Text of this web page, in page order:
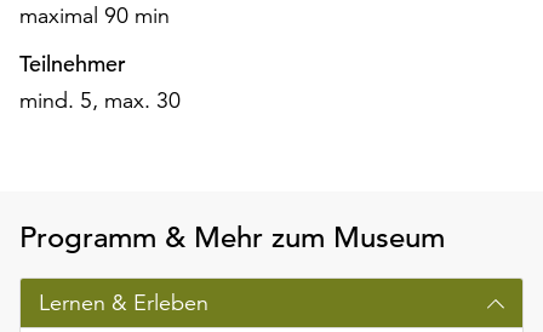
maximal 90 min
Teilnehmer
mind. 5, max. 30
Programm & Mehr zum Museum
Lernen & Erleben